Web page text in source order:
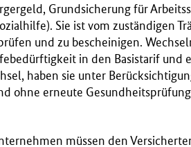
Grundsicherung für
Sie ist vom zuständigen
und zu bescheinigen.
in den Basistarif
haben sie unter
ohne erneute
müssen den